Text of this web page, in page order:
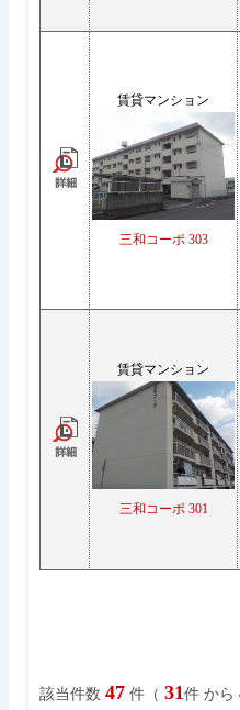
賃貸マンション
三和コーポ 303
賃貸マンション
三和コーポ 301
該当件数 47 件（ 31件 から